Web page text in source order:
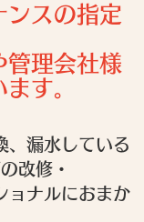
ンスの指定
管理会社様
す。
、漏水している
改修・
ョナルにおまか